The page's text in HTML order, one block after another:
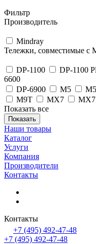
Фильтр
Производитель
Mindray
Тележки, совместимые с
DP-1100 DP-1100
6600
DP-6900
M5
M9T
MX7
Показать все
Наши товары
Каталог
Услуги
Компания
Производители
Контакты
Контакты
+7 (495) 492-47-48
+7 (495) 492-47-48